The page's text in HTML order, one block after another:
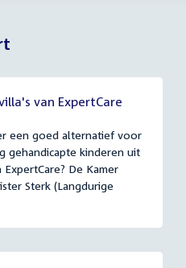
van ExpertCare
een goed alternatief voor
gehandicapte kinderen uit
De Kamer
Sterk (Langdurige